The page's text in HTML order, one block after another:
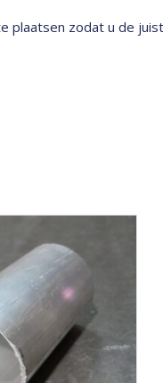
plaatsen zodat u de